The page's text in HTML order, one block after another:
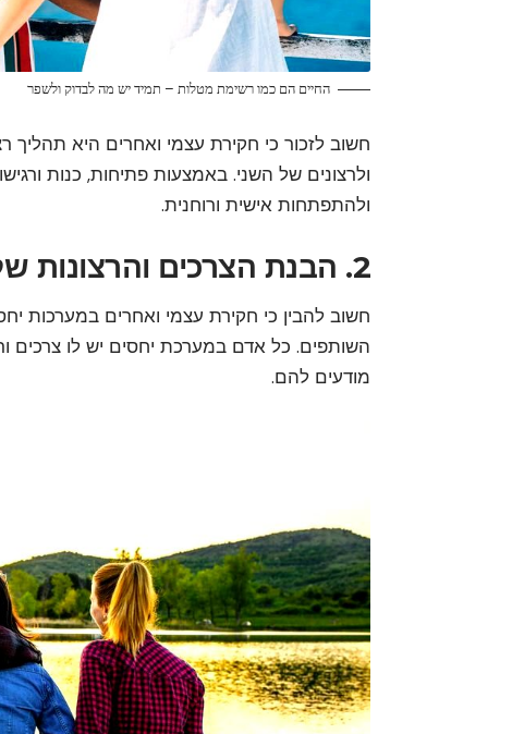
החיים הם כמו רשימת מטלות – תמיד יש מה לבדוק ולשפר
חשוב לזכור כי חקירת עצמי ואחרים היא תהליך
ולרצונים של השני. באמצעות פתיחות, כנות
ולהתפתחות אישית ורוחנית.
2. הבנת הצרכים והרצונות של השותפים
חשוב להבין כי חקירת עצמי ואחרים במערכות
השותפים. כל אדם במערכת יחסים יש לו צרכים
מודעים להם.